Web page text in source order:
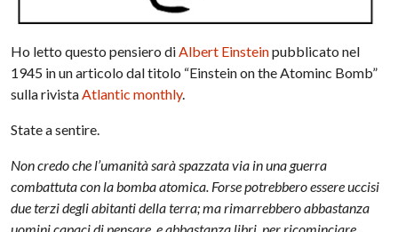
Ho letto questo pensiero di Albert Einsteinpubblicato nel
1945 in un articolo dal titolo “Einstein on the Atominc Bomb”
sulla rivista Atlantic monthly.
State a sentire.
Non credo che l’umanità sarà spazzata via in una guerra
combattuta con la bomba atomica. Forse potrebbero essere uccisi
due terzi degli abitanti della terra; ma rimarrebbero abbastanza
uomini capaci di pensare, e abbastanza libri, per ricominciare